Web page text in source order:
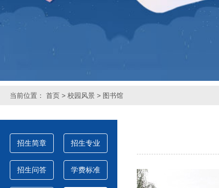
当前位置： 首页 > 校园风景 > 图书馆
招生简章 招生专业
招生问答 学费标准